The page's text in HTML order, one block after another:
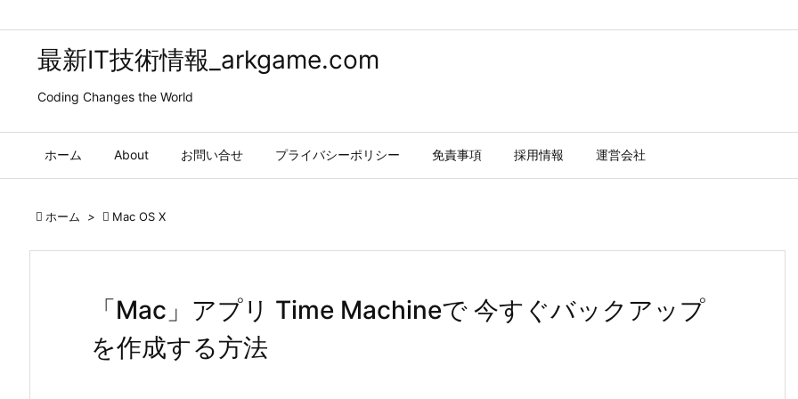
最新IT技術情報_arkgame.com
Coding Changes the World
ホーム About お問い合せ プライバシーポリシー 免責事項 採用情報 運営会社
 ホーム >  Mac OS X
「Mac」アプリ Time Machineで 今すぐバックアップ
を作成する方法